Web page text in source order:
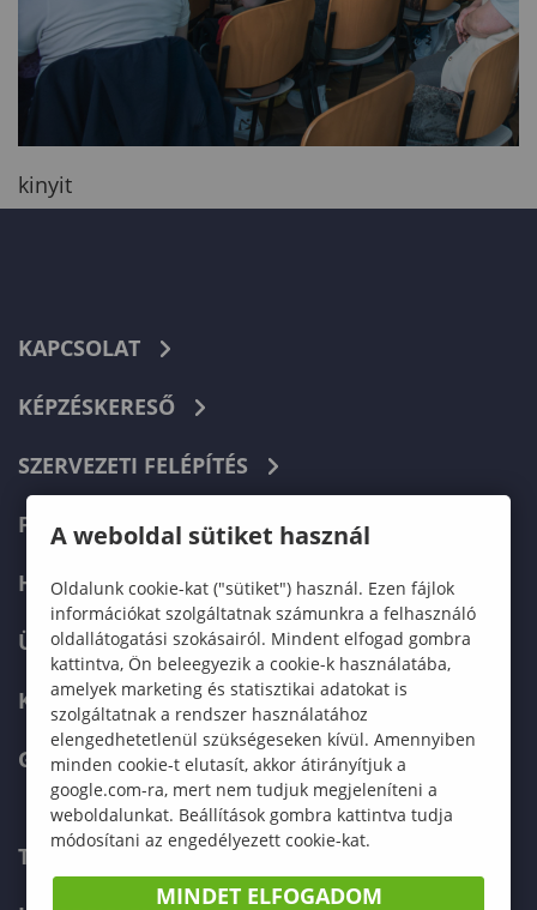
kinyit
KAPCSOLAT
KÉPZÉSKERESŐ
SZERVEZETI FELÉPÍTÉS
FELVÉTELIZŐKNEK
HALLGATÓKNAK
ÜZLETI PARTNEREKNEK
KARRIER
GREEN UNIVERSITY
TELEFONKÖNYV
A weboldal sütiket használ
Oldalunk cookie-kat ("sütiket") használ. Ezen fájlok
információkat szolgáltatnak számunkra a felhasználó
oldallátogatási szokásairól. Mindent elfogad gombra
kattintva, Ön beleegyezik a cookie-k használatába,
amelyek marketing és statisztikai adatokat is
szolgáltatnak a rendszer használatához
elengedhetetlenül szükségeseken kívül. Amennyiben
minden cookie-t elutasít, akkor átirányítjuk a
google.com-ra, mert nem tudjuk megjeleníteni a
weboldalunkat. Beállítások gombra kattintva tudja
módosítani az engedélyezett cookie-kat.
MINDET ELFOGADOM